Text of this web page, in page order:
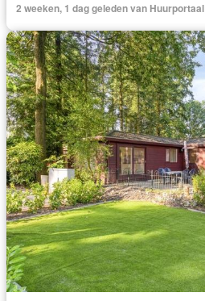
2 weeken, 1 dag geleden van Huurportaal